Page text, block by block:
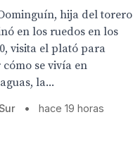
hija del torero
en los ruedos en los
visita el plató para
se vivía en
la...
• hace 19 horas